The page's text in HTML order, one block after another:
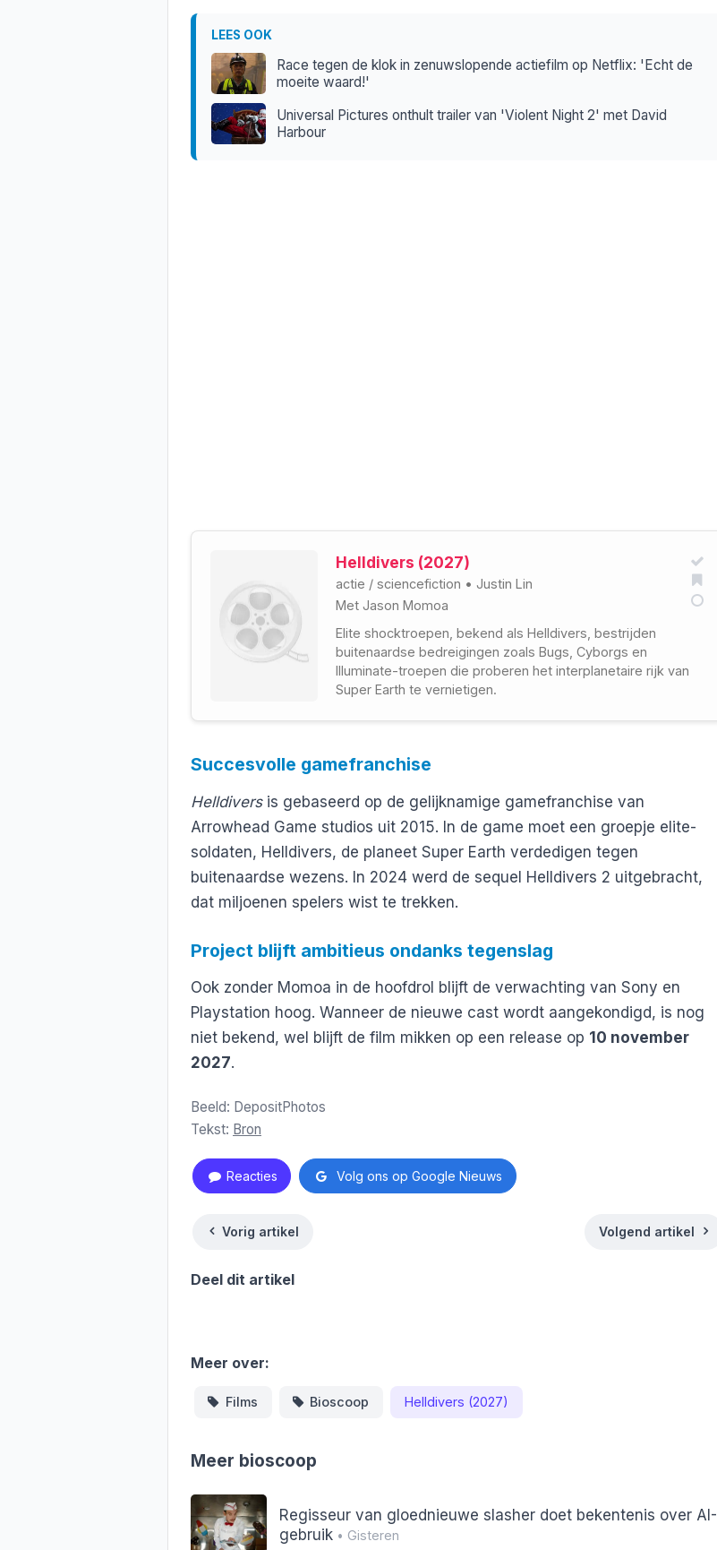
LEES OOK
Race tegen de klok in zenuwslopende actiefilm op Netflix: 'Echt de
moeite waard!'
Universal Pictures onthult trailer van 'Violent Night 2' met David
Harbour
Helldivers (2027)
actie / sciencefiction • Justin Lin
Met Jason Momoa
Elite shocktroepen, bekend als Helldivers, bestrijden
buitenaardse bedreigingen zoals Bugs, Cyborgs en
Illuminate-troepen die proberen het interplanetaire rijk van
Super Earth te vernietigen.
Succesvolle gamefranchise
Helldiversis gebaseerd op de gelijknamige gamefranchise van
Arrowhead Game studios uit 2015. In de game moet een groepje elite-
soldaten, Helldivers, de planeet Super Earth verdedigen tegen
buitenaardse wezens. In 2024 werd de sequel Helldivers 2 uitgebracht,
dat miljoenen spelers wist te trekken.
Project blijft ambitieus ondanks tegenslag
Ook zonder Momoa in de hoofdrol blijft de verwachting van Sony en
Playstation hoog. Wanneer de nieuwe cast wordt aangekondigd, is nog
niet bekend, wel blijft de film mikken op een release op 10 november
2027.
Beeld: DepositPhotos
Tekst: Bron
Reacties Volg ons op Google Nieuws
Vorig artikel Volgend artikel
Deel dit artikel
Meer over:
Films Bioscoop Helldivers (2027)
Meer bioscoop
Regisseur van gloednieuwe slasher doet bekentenis over AI-
gebruik• Gisteren